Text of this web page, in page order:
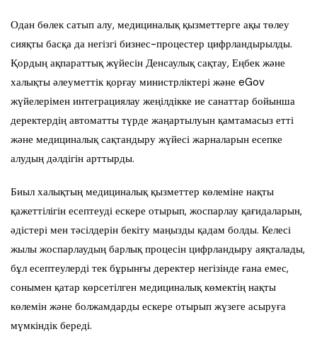
Одан бөлек сатып алу, медициналық қызметтерге ақы төлеу
сияқты басқа да негізгі бизнес-процестер цифрландырылды.
Қордың ақпараттық жүйесін Денсаулық сақтау, Еңбек және
халықты әлеуметтік қорғау министрліктері және eGov
жүйелерімен интеграциялау жеңілдікке ие санаттар бойынша
деректердің автоматты түрде жаңартылуын қамтамасыз етті
және медициналық сақтандыру жүйесі жарналарын есепке
алудың дәлдігін арттырды.
Биыл халықтың медициналық қызметтер көлеміне нақты
қажеттілігін есептеуді ескере отырып, жоспарлау қағидаларын,
әдістері мен тәсілдерін бекіту маңызды қадам болды. Келесі
жылы жоспарлаудың барлық процесін цифрландыру аяқталады,
бұл есептеулерді тек бұрынғы деректер негізінде ғана емес,
сонымен қатар көрсетілген медициналық көмектің нақты
көлемін және болжамдарды ескере отырып жүзеге асыруға
мүмкіндік береді.